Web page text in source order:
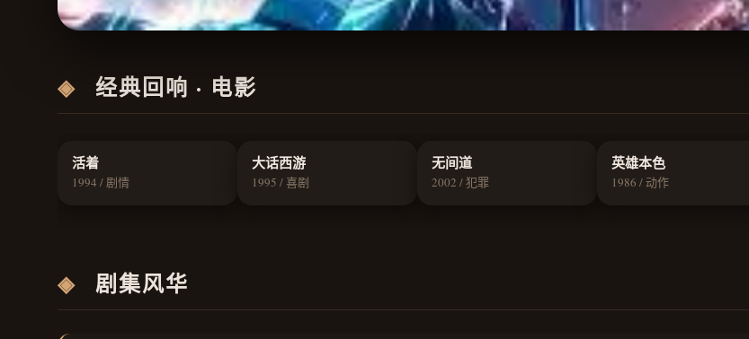
◈ 经典回响 · 电影
活着
1994 / 剧情
大话西游
1995 / 喜剧
无间道
2002 / 犯罪
英雄本色
1986 / 动作
◈ 剧集风华